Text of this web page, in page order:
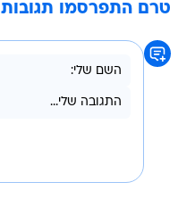
טרם התפרסמו תגובות